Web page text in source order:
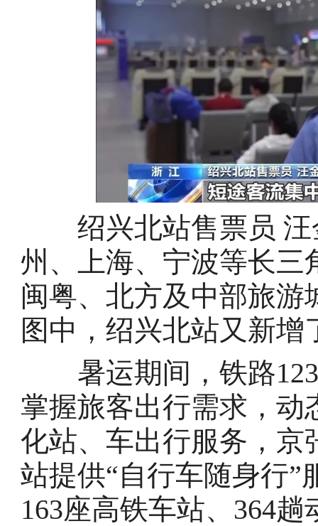
绍兴北站售票员 汪
州、上海、宁波等长三
闽粤、北方及中部旅
图中，绍兴北站又新
暑运期间，铁路
掌握旅客出行需求，动
化站、车出行服务，京
站提供“自行车随身行”
163座高铁车站、364